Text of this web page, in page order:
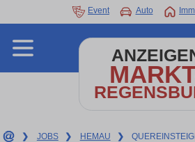
Event Auto
❯ JOBS ❯ HEMAU ❯